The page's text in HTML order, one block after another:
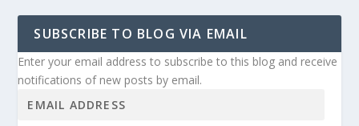
SUBSCRIBE TO BLOG VIA EMAIL
Enter your email address to subscribe to this blog and receive
notifications of new posts by email.